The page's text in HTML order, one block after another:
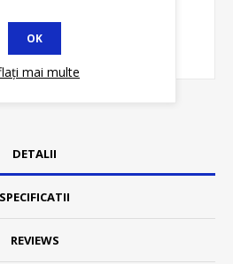
DETALII
SPECIFICATII
REVIEWS
OK
mai multe